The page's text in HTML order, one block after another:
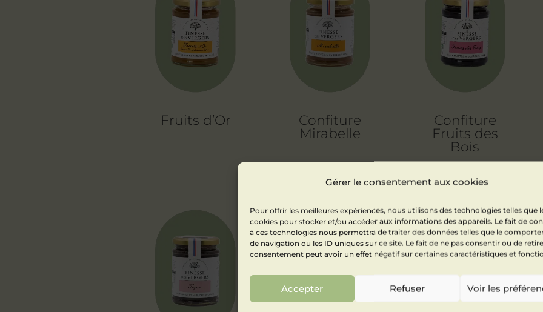
Gérer le consentement aux cookies
Pour offrir les meilleures expériences, nous utilisons des technologies telles que
cookies pour stocker et/ou accéder aux informations des appareils. Le fait de
à ces technologies nous permettra de traiter des données telles que le
de navigation ou les ID uniques sur ce site. Le fait de ne pas consentir ou de
consentement peut avoir un effet négatif sur certaines caractéristiques et
Accepter Refuser Voir les
Fruits d’Or
Confiture
Mirabelle
Confiture
Fruits des
Bois